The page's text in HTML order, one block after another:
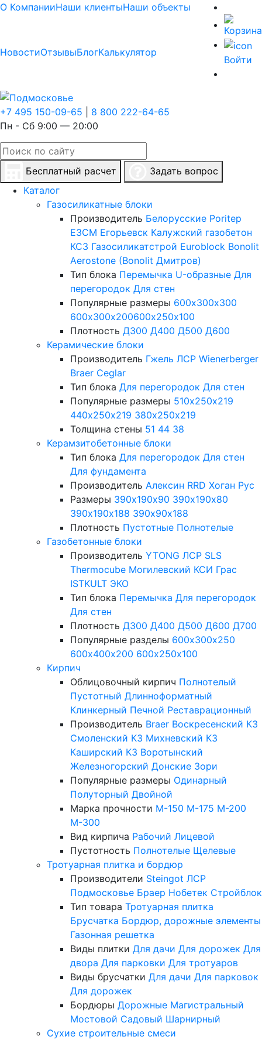
О КомпанииНаши клиентыНаши объекты
НовостиОтзывыБлогКалькулятор
Войти
+7 495 150-09-65
8 800 222-64-65
Пн - Сб 9:00 — 20:00
Бесплатный расчет
Задать вопрос
Каталог
Газосиликатные блоки
Производитель Белорусские Poritep
ЕЗСМ Егорьевск Калужский газобетон
КСЗ Газосиликатстрой Euroblock Bonolit
Aerostone (Bonolit Дмитров)
Тип блока Перемычка U-образные Для
перегородок Для стен
Популярные размеры 600х300х300
600х300х200600х250х100
Плотность Д300 Д400 Д500 Д600
Керамические блоки
Производитель Гжель ЛСР Wienerberger
Braer Ceglar
Тип блока Для перегородок Для стен
Популярные размеры 510х250х219
440х250х219 380х250х219
Толщина стены 51 44 38
Керамзитобетонные блоки
Тип блока Для перегородок Для стен
Для фундамента
Производитель Алексин RRD Хоган Рус
Размеры 390х190х90 390х190х80
390х190х188 390х90х188
Плотность Пустотные Полнотелые
Газобетонные блоки
Производитель YTONG ЛСР SLS
Thermocube Могилевский КСИ Грас
ISTKULT ЭКО
Тип блока Перемычка Для перегородок
Для стен
Плотность Д300 Д400 Д500 Д600 Д700
Популярные разделы 600х300х250
600х400х200 600х250х100
Кирпич
Облицовочный кирпич Полнотелый
Пустотный Длинноформатный
Клинкерный Печной Реставрационный
Производитель Braer Воскресенский КЗ
Смоленский КЗ Михневский КЗ
Каширский КЗ Воротынский
Железногорский Донские Зори
Популярные размеры Одинарный
Полуторный Двойной
Марка прочности М-150 М-175 М-200
М-300
Вид кирпича Рабочий Лицевой
Пустотность Полнотелые Щелевые
Тротуарная плитка и бордюр
Производители Steingot ЛСР
Подмосковье Браер Нобетек Стройблок
Тип товара Тротуарная плитка
Брусчатка Бордюр, дорожные элементы
Газонная решетка
Виды плитки Для дачи Для дорожек Для
двора Для парковки Для тротуаров
Виды брусчатки Для дачи Для парковок
Для дорожек
Бордюры Дорожные Магистральный
Мостовой Садовый Шарнирный
Сухие строительные смеси